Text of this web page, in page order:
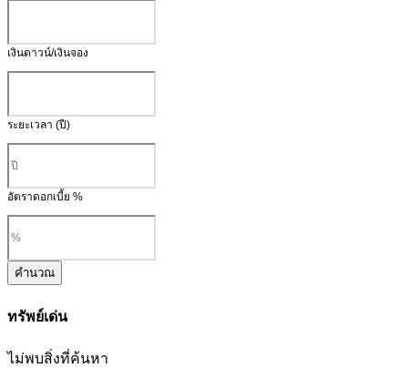
เงินดาวน์/เงินจอง
ระยะเวลา (ปี)
อัตราดอกเบี้ย %
คำนวณ
ทรัพย์เด่น
ไม่พบสิ่งที่ค้นหา